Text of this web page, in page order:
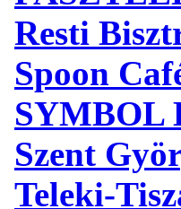
Resti
Spoon
SYMBOL
Szent
Teleki-